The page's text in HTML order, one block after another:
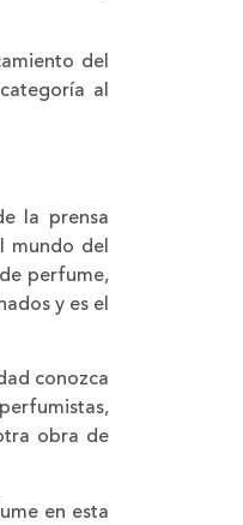
del
al
la prensa
mundo del
perfume,
y es el
conozca
obra de
en esta